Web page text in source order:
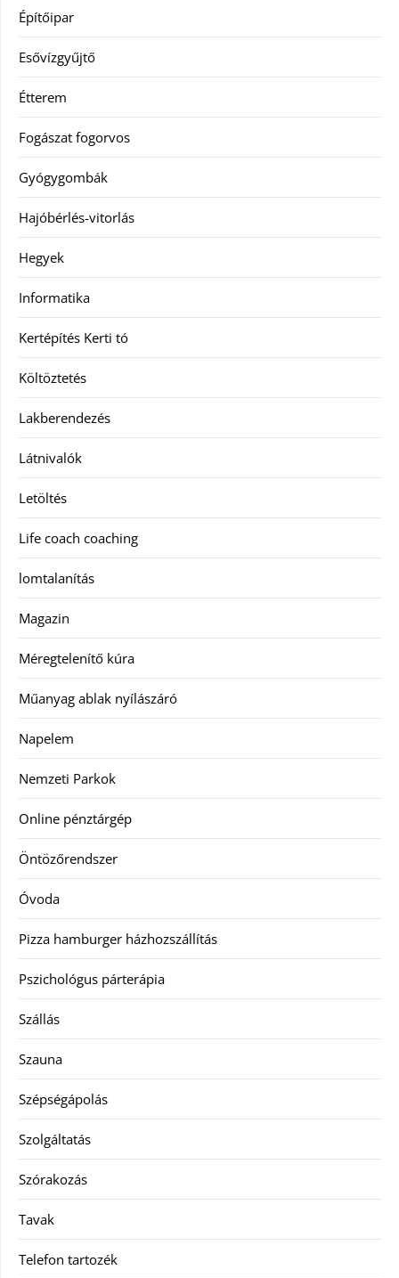
Építőipar
Esővízgyűjtő
Étterem
Fogászat fogorvos
Gyógygombák
Hajóbérlés-vitorlás
Hegyek
Informatika
Kertépítés Kerti tó
Költöztetés
Lakberendezés
Látnivalók
Letöltés
Life coach coaching
lomtalanítás
Magazin
Méregtelenítő kúra
Műanyag ablak nyílászáró
Napelem
Nemzeti Parkok
Online pénztárgép
Öntözőrendszer
Óvoda
Pizza hamburger házhozszállítás
Pszichológus párterápia
Szállás
Szauna
Szépségápolás
Szolgáltatás
Szórakozás
Tavak
Telefon tartozék